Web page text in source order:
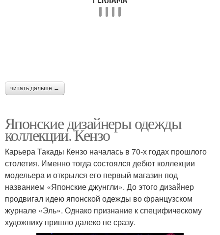
читать дальше →
Японские дизайнеры одежды
коллекции. Кензо
Карьера Такады Кензо началась в 70-х годах прошлого
столетия. Именно тогда состоялся дебют коллекции
модельера и открылся его первый магазин под
названием «Японские джунгли». До этого дизайнер
продвигал идею японской одежды во французском
журнале «Эль». Однако признание к специфическому
художнику пришло далеко не сразу.